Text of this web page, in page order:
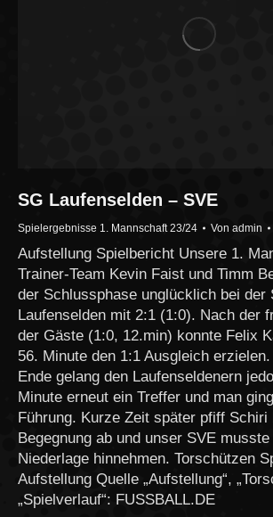
SG Laufenselden – SVE
Spielergebnisse 1. Mannschaft 23/24 Von admin
Aufstellung Spielbericht Unsere 1.
Trainer-Team Kevin Faist und Timm
der Schlussphase unglücklich bei der
Laufenselden mit 2:1 (1:0). Nach der
der Gäste (1:0, 12.min) konnte Felix
56. Minute den 1:1 Ausgleich
Ende gelang den Laufenseldenern
Minute erneut ein Treffer und man
Führung. Kurze Zeit später pfiff Schiri
Begegnung ab und unser SVE
Niederlage hinnehmen. Torschützen
Aufstellung Quelle „Aufstellung“,
„Spielverlauf“: FUSSBALL.DE